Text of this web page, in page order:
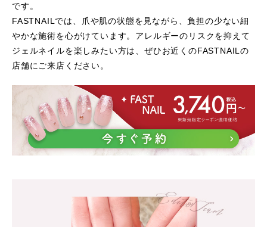
です。
FASTNAILでは、爪や肌の状態を見ながら、負担の少ない細
やかな施術を心がけています。アレルギーのリスクを抑えて
ジェルネイルを楽しみたい方は、ぜひお近くのFASTNAILの
店舗にご来店ください。